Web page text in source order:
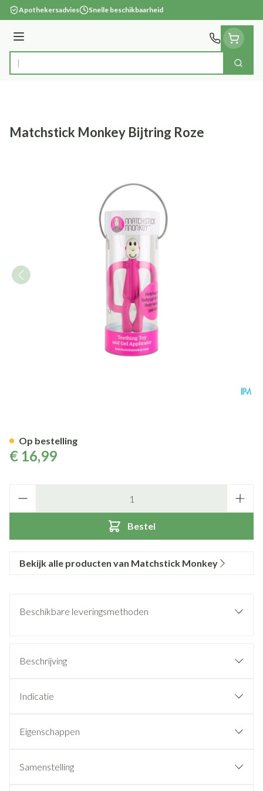
Ga naar de inhoud
Apothekersadvies Snelle beschikbaarheid
Menu
Product, merk, categorie... Zoek
Matchstick Monkey Bijtring Roze
€ 16,99
Bestel
Op bestelling
Bekijk alle producten van Matchstick Monkey
Beschikbare leveringsmethoden
Beschrijving
Indicatie
Eigenschappen
Samenstelling